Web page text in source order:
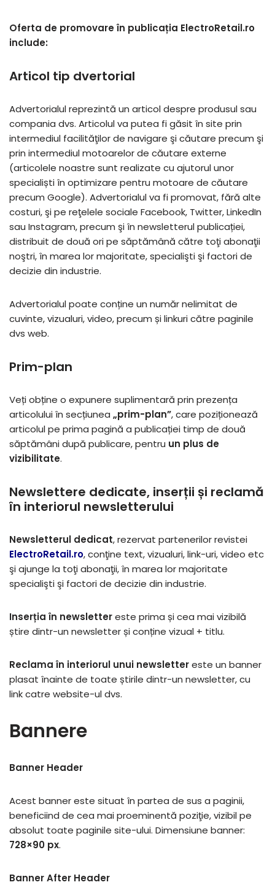
Oferta de promovare în publicația ElectroRetail.ro
include:
Articol tip dvertorial
Advertorialul reprezintă un articol despre produsul sau
compania dvs. Articolul va putea fi găsit în site prin
intermediul facilităţilor de navigare şi căutare precum şi
prin intermediul motoarelor de căutare externe
(articolele noastre sunt realizate cu ajutorul unor
specialiști în optimizare pentru motoare de căutare
precum Google). Advertorialul va fi promovat, fără alte
costuri, şi pe reţelele sociale Facebook, Twitter, LinkedIn
sau Instagram, precum şi în newsletterul publicației,
distribuit de două ori pe săptămână către toţi abonaţii
noştri, în marea lor majoritate, specialişti şi factori de
decizie din industrie.
Advertorialul poate conține un număr nelimitat de
cuvinte, vizualuri, video, precum și linkuri către paginile
dvs web.
Prim-plan
Veți obține o expunere suplimentară prin prezența
articolului în secțiunea „prim-plan”, care poziționează
articolul pe prima pagină a publicației timp de două
săptămâni după publicare, pentru un plus de
vizibilitate.
Newslettere dedicate, inserții și reclamă
în interiorul newsletterului
Newsletterul dedicat, rezervat partenerilor revistei
ElectroRetail.ro, conţine text, vizualuri, link-uri, video etc
şi ajunge la toţi abonaţii, în marea lor majoritate
specialişti şi factori de decizie din industrie.
Inserția în newslettereste prima și cea mai vizibilă
știre dintr-un newsletter și conține vizual + titlu.
Reclama în interiorul unui newslettereste un banner
plasat înainte de toate știrile dintr-un newsletter, cu
link catre website-ul dvs.
Bannere
Banner Header
Acest banner este situat în partea de sus a paginii,
beneficiind de cea mai proeminentă poziţie, vizibil pe
absolut toate paginile site-ului. Dimensiune banner:
728×90 px.
Banner After Header